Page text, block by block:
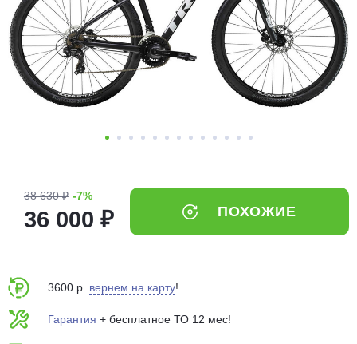
38 630 ₽ -7%
36 000 ₽ ПОХОЖИЕ
3600 р. вернем на карту!
Гарантия + бесплатное ТО 12 мес!
Добавляйте товары
в корзину
Оплачивайте сегодня только
выбранный способом
75% будут